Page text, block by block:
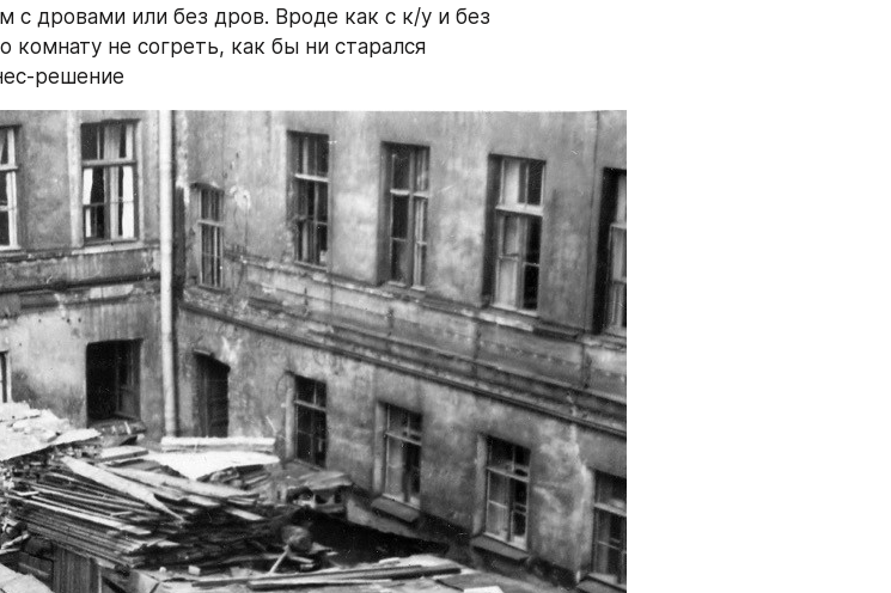
с дровами или без дров. Вроде как с к/у и без
комнату не согреть, как бы ни старался
решение